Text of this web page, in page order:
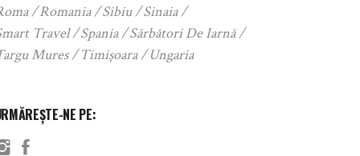
Romania Sibiu
Sinaia
Travel
Spania
Sărbători De Iarnă
Mures
Timișoara Ungaria
NE PE: